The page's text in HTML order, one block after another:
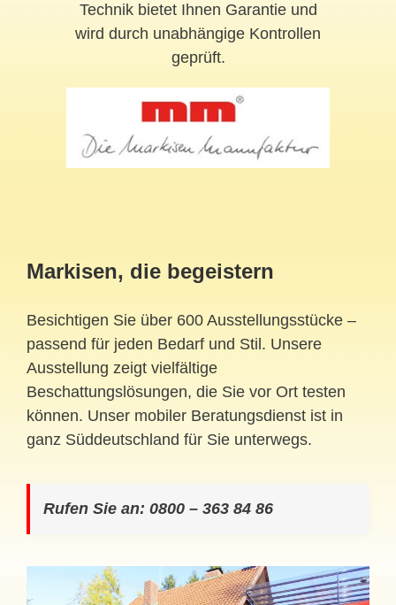
Technik bietet Ihnen Garantie und
wird durch unabhängige Kontrollen
geprüft.
Markisen, die begeistern
Besichtigen Sie über 600 Ausstellungsstücke –
passend für jeden Bedarf und Stil. Unsere
Ausstellung zeigt vielfältige
Beschattungslösungen, die Sie vor Ort testen
können. Unser mobiler Beratungsdienst ist in
ganz Süddeutschland für Sie unterwegs.
Rufen Sie an: 0800 – 363 84 86